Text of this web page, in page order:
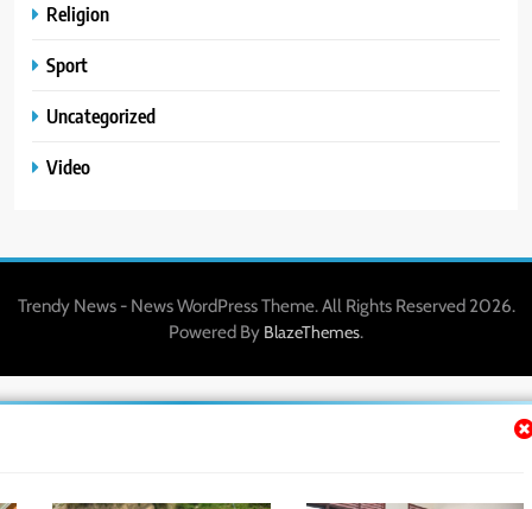
Religion
Sport
Uncategorized
Video
Trendy News - News WordPress Theme. All Rights Reserved 2026.
Powered By BlazeThemes.